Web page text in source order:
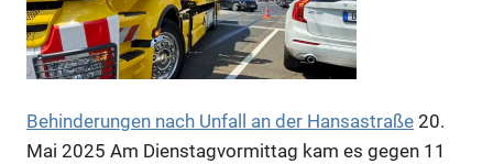
Anzeige
Behinderungen nach Unfall an der Hansastraße 20.
Mai 2025 Am Dienstagvormittag kam es gegen 11